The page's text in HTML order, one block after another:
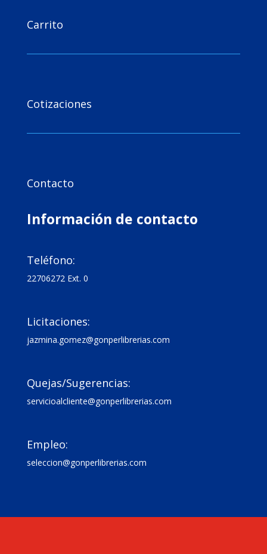
Carrito
Cotizaciones
Contacto
Información de contacto
Teléfono:
22706272 Ext. 0
Licitaciones:
jazmina.gomez@gonperlibrerias.com
Quejas/Sugerencias:
servicioalcliente@gonperlibrerias.com
Empleo:
seleccion@gonperlibrerias.com